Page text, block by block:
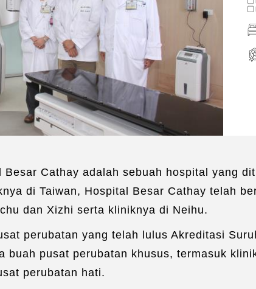
Cathay adalah sebuah hospital yang
di Taiwan, Hospital Besar Cathay telah
dan Xizhi serta kliniknya di Neihu.
perubatan yang telah lulus Akreditasi
buah pusat perubatan khusus, termasuk
perubatan hati.